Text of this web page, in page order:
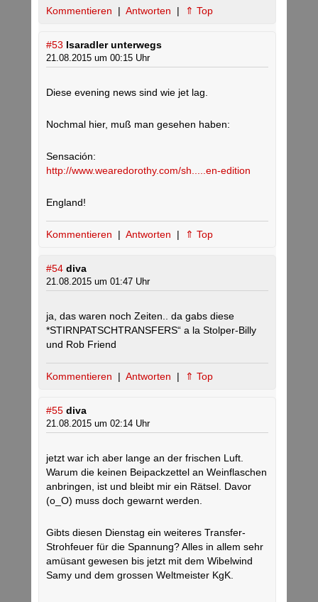
Kommentieren | Antworten | ⇑ Top
#53 Isaradler unterwegs
21.08.2015 um 00:15 Uhr
Diese evening news sind wie jet lag.
Nochmal hier, muß man gesehen haben:
Sensación:
http://www.wearedorothy.com/sh.....en-edition
England!
Kommentieren | Antworten | ⇑ Top
#54 diva
21.08.2015 um 01:47 Uhr
ja, das waren noch Zeiten.. da gabs diese
*STIRNPATSCHTRANSFERS“ a la Stolper-Billy
und Rob Friend
Kommentieren | Antworten | ⇑ Top
#55 diva
21.08.2015 um 02:14 Uhr
jetzt war ich aber lange an der frischen Luft.
Warum die keinen Beipackzettel an Weinflaschen
anbringen, ist und bleibt mir ein Rätsel. Davor
(o_O) muss doch gewarnt werden.
Gibts diesen Dienstag ein weiteres Transfer-
Strohfeuer für die Spannung? Alles in allem sehr
amüsant gewesen bis jetzt mit dem Wibelwind
Samy und dem grossen Weltmeister KgK.